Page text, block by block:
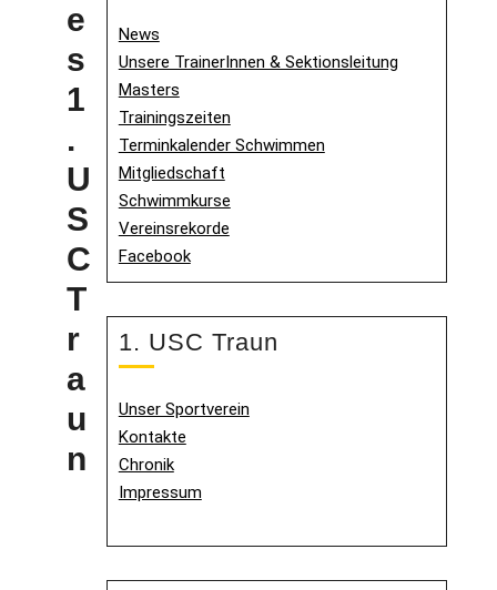
e
s
1
.
U
S
C
T
r
a
u
n
News
Unsere TrainerInnen & Sektionsleitung
Masters
Trainingszeiten
Terminkalender Schwimmen
Mitgliedschaft
Schwimmkurse
Vereinsrekorde
Facebook
1. USC Traun
Unser Sportverein
Kontakte
Chronik
Impressum